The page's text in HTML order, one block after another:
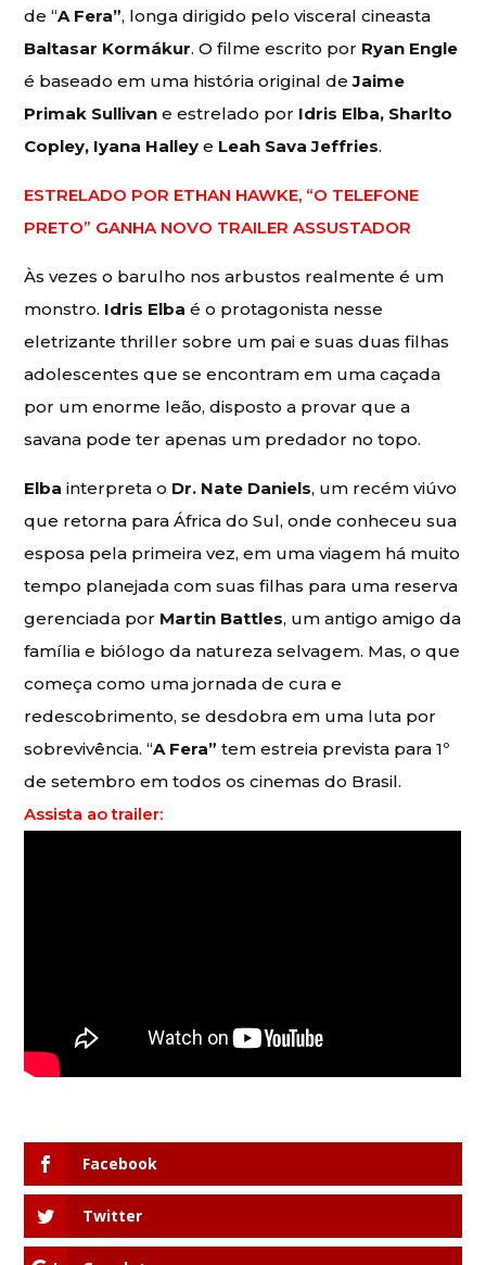
de “A Fera”, longa dirigido pelo visceral cineasta
Baltasar Kormákur. O filme escrito por Ryan Engle
é baseado em uma história original deJaime
Primak Sullivan e estrelado por Idris Elba, Sharlto
Copley, Iyana Halley e Leah Sava Jeffries.
ESTRELADO POR ETHAN HAWKE, “O TELEFONE
PRETO” GANHA NOVO TRAILER ASSUSTADOR
Às vezes o barulho nos arbustos realmente é um
monstro. Idris Elba é o protagonista nesse
eletrizante thriller sobre um pai e suas duas filhas
adolescentes que se encontram em uma caçada
por um enorme leão, disposto a provar que a
savana pode ter apenas um predador no topo.
Elba interpreta o Dr. Nate Daniels, um recém viúvo
que retorna para África do Sul, onde conheceu sua
esposa pela primeira vez, em uma viagem há muito
tempo planejada com suas filhas para uma reserva
gerenciada por Martin Battles, um antigo amigo da
família e biólogo da natureza selvagem. Mas, o que
começa como uma jornada de cura e
redescobrimento, se desdobra em uma luta por
sobrevivência. “A Fera” tem estreia prevista para 1º
de setembro em todos os cinemas do Brasil.
Assista ao trailer:
Facebook
Twitter